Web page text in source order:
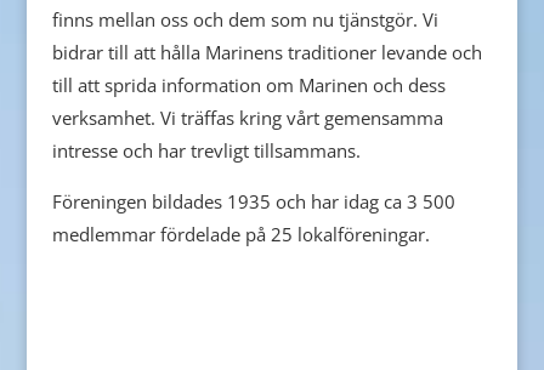
finns mellan oss och dem som nu tjänstgör. Vi
bidrar till att hålla Marinens traditioner levande och
till att sprida information om Marinen och dess
verksamhet. Vi träffas kring vårt gemensamma
intresse och har trevligt tillsammans.
Föreningen bildades 1935 och har idag ca 3 500
medlemmar fördelade på 25 lokalföreningar.